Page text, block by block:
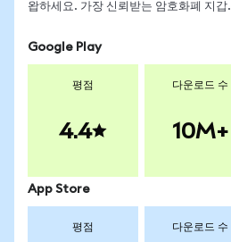
왑하세요. 가장 신뢰받는 암호화폐 지갑.
Google Play
평점
4.4
다운로드 수
10M+
App Store
평점 다운로드 수